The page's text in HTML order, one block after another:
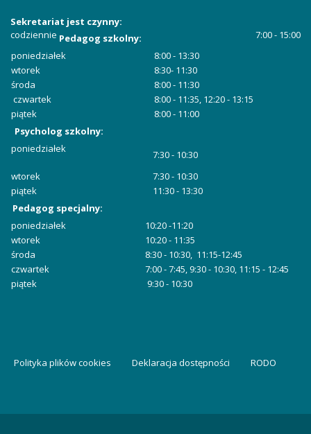
Sekretariat jest czynny:
codziennie
7:00 - 15:00
Pedagog szkolny:
poniedziałek
8:00 - 13:30
wtorek
8:30- 11:30
środa
8:00 - 11:30
czwartek
8:00 - 11:35, 12:20 - 13:15
piątek
8:00 - 11:00
Psycholog szkolny:
poniedziałek
7:30 - 10:30
wtorek
7:30 - 10:30
piątek
11:30 - 13:30
Pedagog specjalny:
poniedziałek
10:20 -11:20
wtorek
10:20 - 11:35
środa
8:30 - 10:30, 11:15-12:45
czwartek
7:00 - 7:45, 9:30 - 10:30, 11:15 - 12:45
piątek
9:30 - 10:30
Polityka plików cookies Deklaracja dostępności RODO